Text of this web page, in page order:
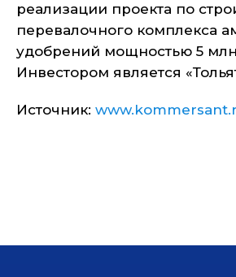
реализации проекта по
перевалочного комплекса
удобрений мощностью 5 млн
Инвестором является
Источник: